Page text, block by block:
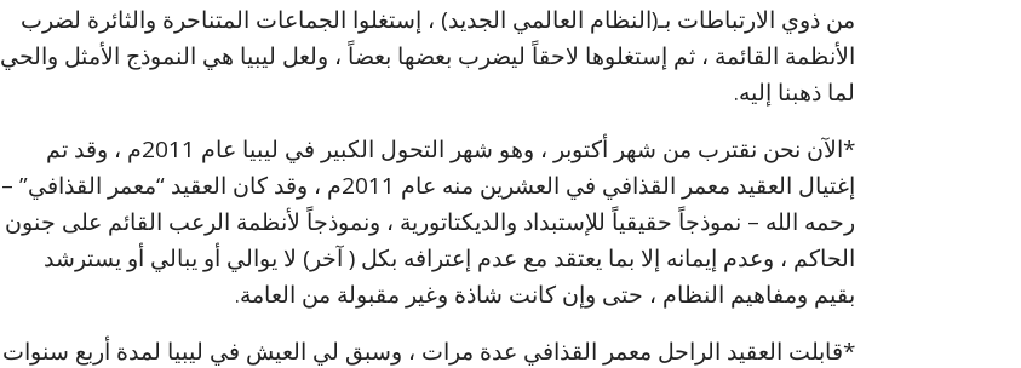
من ذوي الارتباطات بـ(النظام العالمي الجديد) ، إستغلوا الجماعات المتناحرة والثائرة لضرب
الأنظمة القائمة ، ثم إستغلوها لاحقاً ليضرب بعضها بعضاً ، ولعل ليبيا هي النموذج الأمثل والحي
لما ذهبنا إليه.
*الآن نحن نقترب من شهر أكتوبر ، وهو شهر التحول الكبير في ليبيا عام 2011م ، وقد تم
إغتيال العقيد معمر القذافي في العشرين منه عام 2011م ، وقد كان العقيد “معمر القذافي” –
رحمه الله – نموذجاً حقيقياً للإستبداد والديكتاتورية ، ونموذجاً لأنظمة الرعب القائم على جنون
الحاكم ، وعدم إيمانه إلا بما يعتقد مع عدم إعترافه بكل ( آخر) لا يوالي أو يبالي أو يسترشد
بقيم ومفاهيم النظام ، حتى وإن كانت شاذة وغير مقبولة من العامة.
*قابلت العقيد الراحل معمر القذافي عدة مرات ، وسبق لي العيش في ليبيا لمدة أربع سنوات